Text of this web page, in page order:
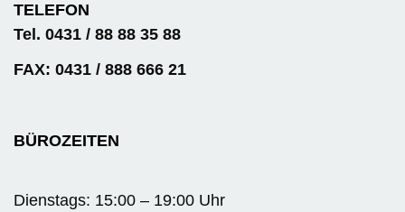
TELEFON
Tel. 0431 / 88 88 35 88
FAX: 0431 / 888 666 21
BÜROZEITEN
Dienstags: 15:00 – 19:00 Uhr